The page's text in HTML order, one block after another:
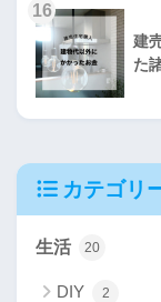
16
建
た
カテゴリ
生活 20
DIY 2